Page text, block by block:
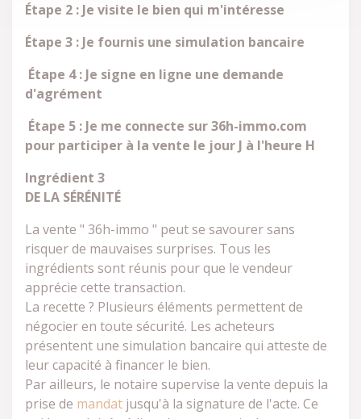
Étape 2 : Je visite le bien qui m'intéresse
Étape 3 : Je fournis une simulation bancaire
Étape 4 : Je signe en ligne une demande
d'agrément
Étape 5 : Je me connecte sur 36h-immo.com
pour participer à la vente le jour J à l'heure H
Ingrédient 3
DE LA SÉRÉNITÉ
La vente " 36h-immo " peut se savourer sans
risquer de mauvaises surprises. Tous les
ingrédients sont réunis pour que le vendeur
apprécie cette transaction.
La recette ? Plusieurs éléments permettent de
négocier en toute sécurité. Les acheteurs
présentent une simulation bancaire qui atteste de
leur capacité à financer le bien.
Par ailleurs, le notaire supervise la vente depuis la
prise de mandat jusqu'à la signature de l'acte. Ce